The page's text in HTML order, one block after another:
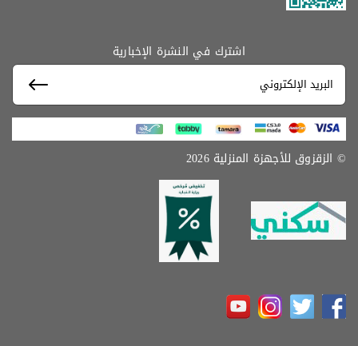
اشترك في النشرة الإخبارية
© الزقزوق للأجهزة المنزلية 2026